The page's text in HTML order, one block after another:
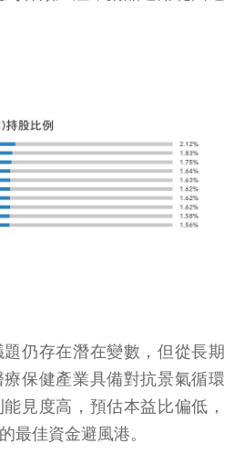
仍存在潛在變數，但從長期
保健產業具備對抗景氣循環
見度高，預估本益比偏低，
最佳資金避風港。